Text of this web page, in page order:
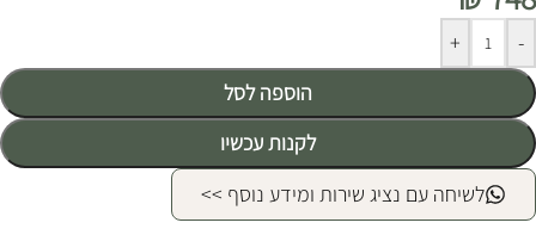
-
+
הוספה לסל
לקנות עכשיו
Alternative:
לשיחה עם נציג שירות ומידע נוסף >>